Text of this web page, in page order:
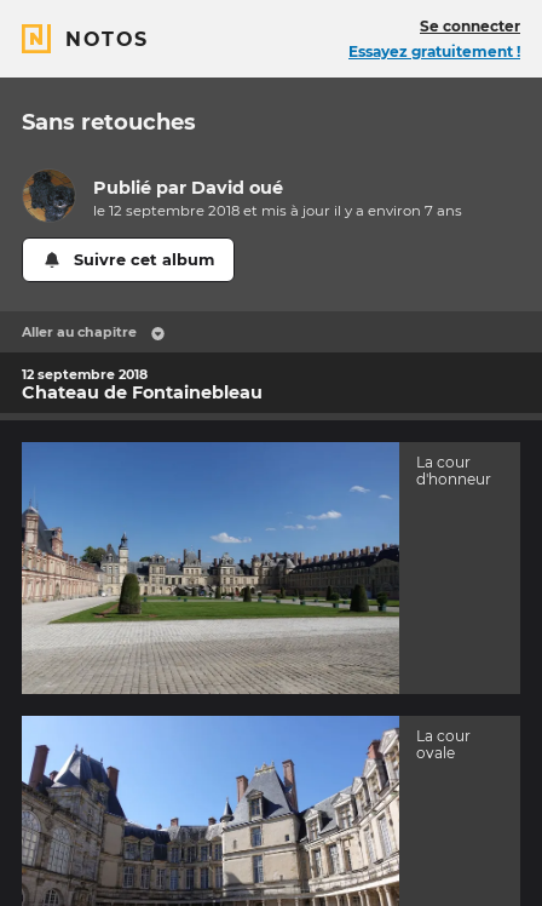
NOTOS
Se connecter
Essayez gratuitement !
Sans retouches
Publié par David oué
le 12 septembre 2018 et mis à jour il y aenviron 7 ans
Suivre cet album
Aller au chapitre
12 septembre 2018
Chateau de Fontainebleau
La cour
d'honneur
La cour
ovale